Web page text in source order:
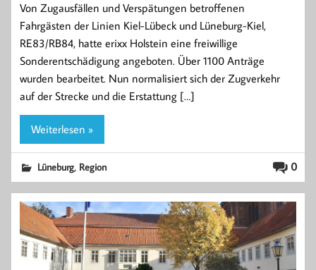
Von Zugausfällen und Verspätungen betroffenen
Fahrgästen der Linien Kiel-Lübeck und Lüneburg-Kiel,
RE83/RB84, hatte erixx Holstein eine freiwillige
Sonderentschädigung angeboten. Über 1100 Anträge
wurden bearbeitet. Nun normalisiert sich der Zugverkehr
auf der Strecke und die Erstattung […]
Weiterlesen »
0
Lüneburg, Region